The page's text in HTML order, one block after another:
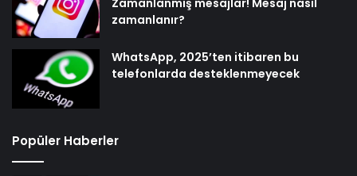
Zamanlanmış mesajlar! Mesaj nasıl
zamanlanır?
WhatsApp, 2025’ten itibaren bu
telefonlarda desteklenmeyecek
Popüler Haberler